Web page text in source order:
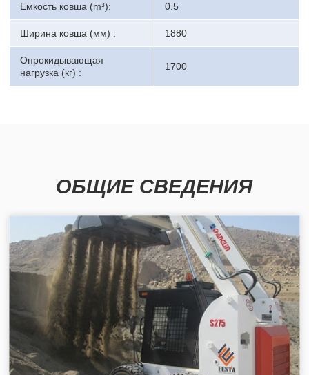
Емкость ковша (m³): 0.5
Ширина ковша (мм) : 1880
Опрокидывающая
нагрузка (кг) :
1700
ОБЩИЕ СВЕДЕНИЯ